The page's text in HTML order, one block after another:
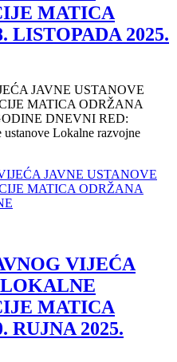
MATICA
LISTOPADA 2025.
JAVNE USTANOVE
MATICA ODRŽANA
DNEVNI RED:
Lokalne razvojne
VIJEĆA
LOKALNE
MATICA
RUJNA 2025.